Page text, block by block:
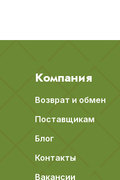
Компания
Возврат и обмен
Поставщикам
Блог
Контакты
Вакансии